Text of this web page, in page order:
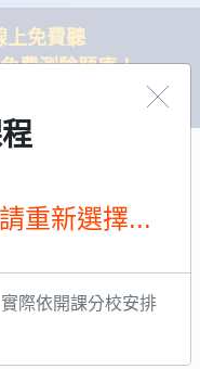
上免費聽
費測驗題庫！